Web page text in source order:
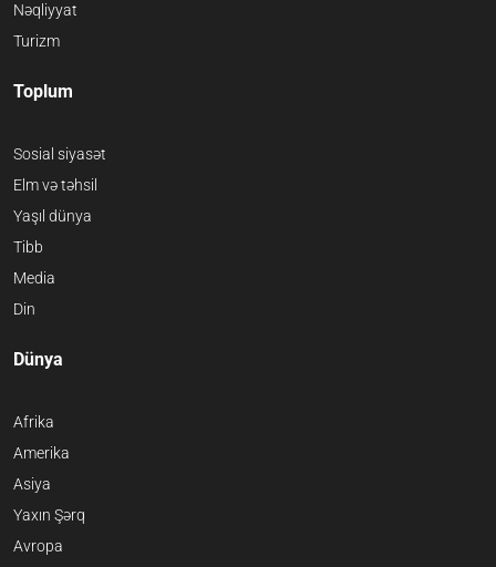
Nəqliyyat
Turizm
Toplum
Sosial siyasət
Elm və təhsil
Yaşıl dünya
Tibb
Media
Din
Dünya
Afrika
Amerika
Asiya
Yaxın Şərq
Avropa